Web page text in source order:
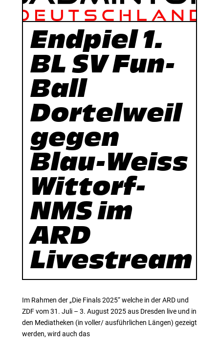
Endpiel 1.
BL SV Fun-
Ball
Dortelweil
gegen
Blau-Weiss
Wittorf-
NMS im
ARD
Livestream
Im Rahmen der „Die Finals 2025“ welche in der ARD und
ZDF vom 31. Juli – 3. August 2025 aus Dresden live und in
den Mediatheken (in voller/ ausführlichen Längen) gezeigt
werden, wird auch das